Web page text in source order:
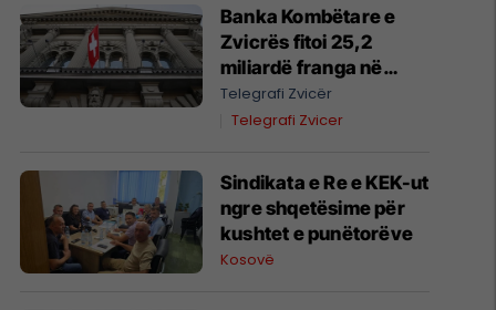
Banka Kombëtare e
Zvicrës fitoi 25,2
miliardë franga në
gjashtëmujorin e parë
të vitit 2026
Telegrafi Zvicër
Telegrafi Zvicer
Sindikata e Re e KEK-ut
ngre shqetësime për
kushtet e punëtorëve
Kosovë